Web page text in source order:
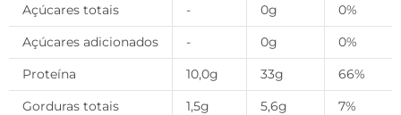
Açúcares totais
- 0g
0%
Açúcares adicionados
- 0g
0%
Proteína
10,0g 33g
66%
Gorduras totais
1,5g 5,6g
7%